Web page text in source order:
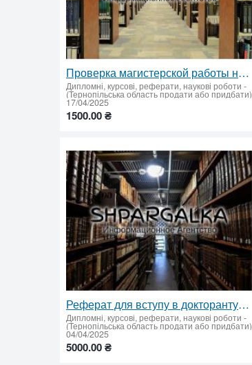
Проверка магистерской работы на плагиат на заказ в Украине
Дипломні, курсові, реферати, наукові роботи -
(Тернопільська область продати або придбати)
17/04/2025
1500.00 ₴
Реферат для вступу в докторантуру на замовлення — професійно, швидко, якісно ✅
Дипломні, курсові, реферати, наукові роботи -
(Тернопільська область продати або придбати)
04/04/2025
5000.00 ₴